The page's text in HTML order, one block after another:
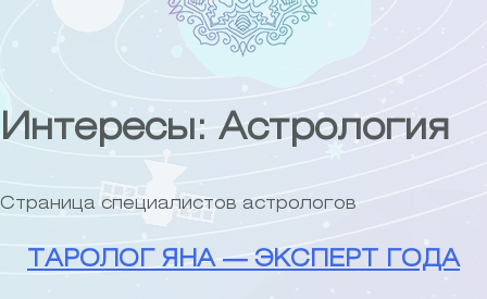
Интересы: Астрология
Страница специалистов астрологов
ТАРОЛОГ ЯНА — ЭКСПЕРТ ГОДА